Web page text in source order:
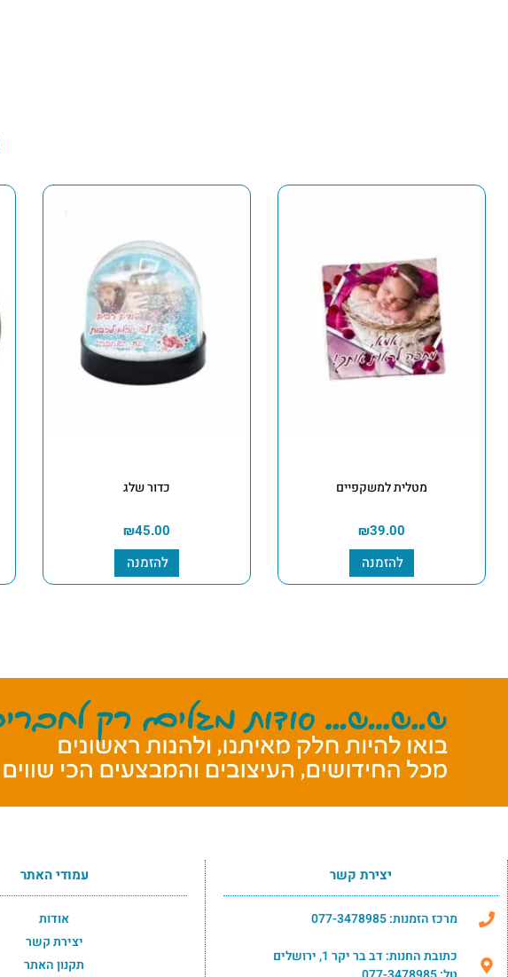
מטלית למשקפיים
₪39.00
להזמנה
כדור שלג
₪45.00
להזמנה
יצירת קשר
מרכז הזמנות: 077-3478985
כתובת החנות: דב בר יקר 1, ירושלים
עמודי האתר
אודות
יצירת קשר
תקנון האתר